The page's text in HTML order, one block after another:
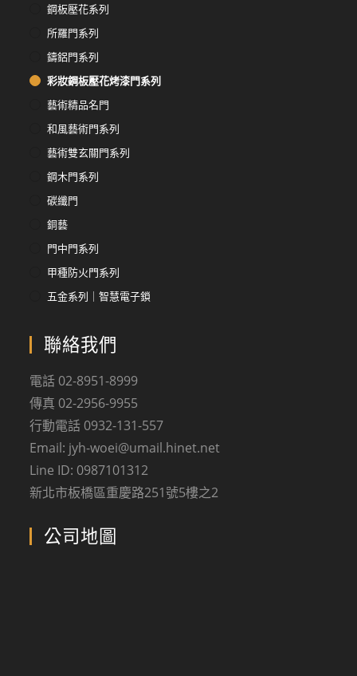
鋼板壓花系列
所羅門系列
鑄鋁門系列
彩妝鋼板壓花烤漆門系列
藝術精品名門
和風藝術門系列
藝術雙玄關門系列
鋼木門系列
碳纖門
銅藝
門中門系列
甲種防火門系列
五金系列｜智慧電子鎖
聯絡我們
電話 02-8951-8999
傳真 02-2956-9955
行動電話 0932-131-557
Email: jyh-woei@umail.hinet.net
Line ID: 0987101312
新北市板橋區重慶路251號5樓之2
公司地圖